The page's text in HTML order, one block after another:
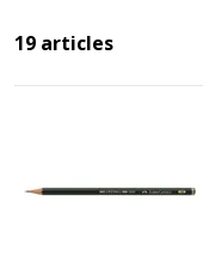
19 articles